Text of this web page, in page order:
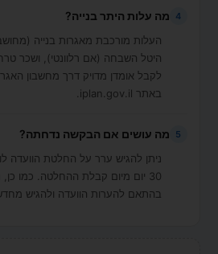
4 מה עלות היתר בנייה?
העלות מורכבת מאגרות בנייה
היטל השבחה (אם רלוונטי), ושכר
לקבל אומדן מדויק דרך מחשבון
באתר iplan.gov.il.
5 מה עושים אם הבקשה נדחתה?
ניתן להגיש ערר על החלטת הוועדה
30 יום מיום קבלת ההחלטה. כמו
בהתאם להערות הוועדה ולהגיש